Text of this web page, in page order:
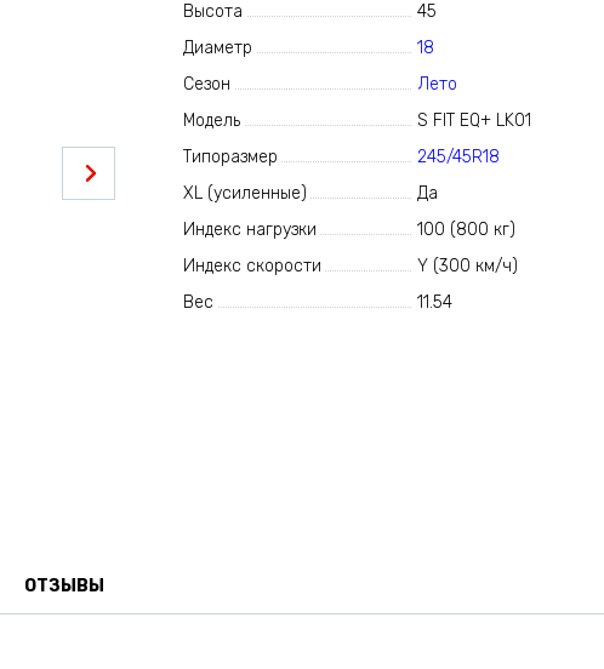
Высота
45
Диаметр
18
Сезон
Лето
Модель
S FIT EQ+ LK01
Типоразмер
245/45R18
XL (усиленные)
Да
Индекс нагрузки
100 (800 кг)
Индекс скорости
Y (300 км/ч)
Вес
11.54
ОТЗЫВЫ